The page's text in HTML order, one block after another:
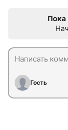
Пока
Гость